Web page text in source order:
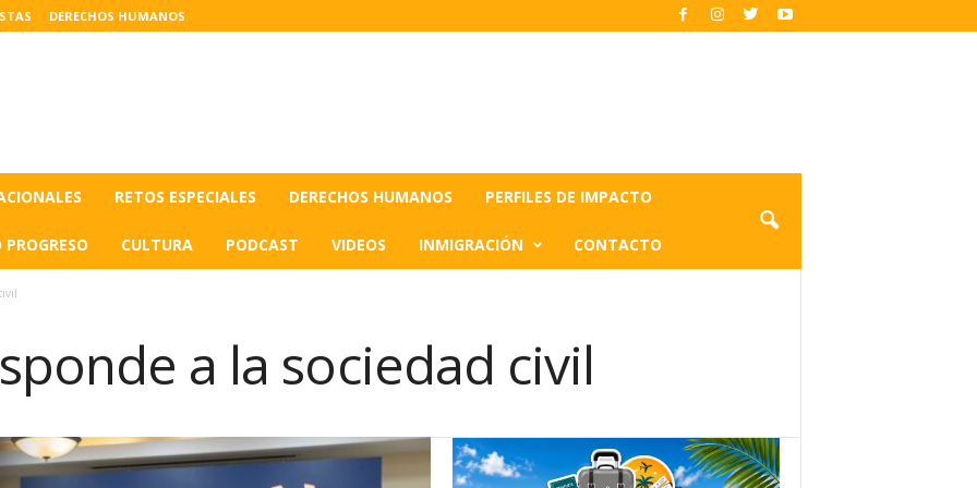
DERECHOS HUMANOS
RETOS ESPECIALES DERECHOS HUMANOS PERFILES DE IMPACTO
PROGRESO CULTURA PODCAST VIDEOS INMIGRACIÓN CONTACTO
a la sociedad civil